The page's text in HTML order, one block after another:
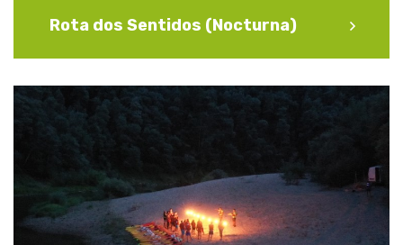
Rota dos Sentidos (Nocturna)